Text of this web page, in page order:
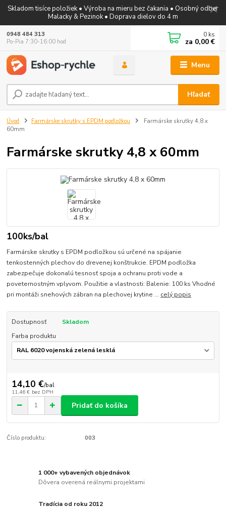
Skladom tisíce položiek • Výroba na mieru bez čakania • Osobný odber
Malacky & Pezinok • Doprava dielov do 4 m
Menu
Hľadať
0948 484 313
Po-Pia 7:30-16:00 hod
0 ks
za 0,00 €
Úvod Farmárske skrutky s EPDM podložkou
Farmárske skrutky 4,8 x
60mm
Farmárske skrutky 4,8 x 60mm
100ks/bal
Farmárske skrutky s EPDM podložkou sú určené na spájanie
tenkostenných plechov do drevenej konštrukcie. EPDM podložka
zabezpečuje dokonalú tesnosť spoja a ochranu proti vode a
poveternostným vplyvom. Použitie a vlastnosti: Balenie: 100 ks Vhodné
pri montáži snehových zábran na plechovej krytine ... celý popis
Dostupnosť
Skladom
Farba produktu
14,10 €/bal
11,46 € bez DPH
Pridať do košíka
Číslo produktu: 003
1 000+ vybavených objednávok
Dôvera overená reálnymi projektami
Tradícia od roku 2012